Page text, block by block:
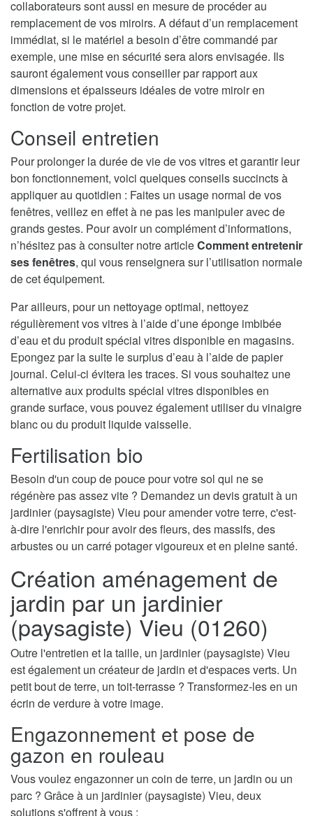
collaborateurs sont aussi en mesure de procéder au
remplacement de vos miroirs. A défaut d’un remplacement
immédiat, si le matériel a besoin d’être commandé par
exemple, une mise en sécurité sera alors envisagée. Ils
sauront également vous conseiller par rapport aux
dimensions et épaisseurs idéales de votre miroir en
fonction de votre projet.
Conseil entretien
Pour prolonger la durée de vie de vos vitres et garantir leur
bon fonctionnement, voici quelques conseils succincts à
appliquer au quotidien : Faites un usage normal de vos
fenêtres, veillez en effet à ne pas les manipuler avec de
grands gestes. Pour avoir un complément d’informations,
n’hésitez pas à consulter notre articleComment entretenir
ses fenêtres, qui vous renseignera sur l’utilisation normale
de cet équipement.
Par ailleurs, pour un nettoyage optimal, nettoyez
régulièrement vos vitres à l’aide d’une éponge imbibée
d’eau et du produit spécial vitres disponible en magasins.
Epongez par la suite le surplus d’eau à l’aide de papier
journal. Celui-ci évitera les traces. Si vous souhaitez une
alternative aux produits spécial vitres disponibles en
grande surface, vous pouvez également utiliser du vinaigre
blanc ou du produit liquide vaisselle.
Fertilisation bio
Besoin d'un coup de pouce pour votre sol qui ne se
régénère pas assez vite ? Demandez un devis gratuit à un
jardinier (paysagiste) Vieu pour amender votre terre, c'est-
à-dire l'enrichir pour avoir des fleurs, des massifs, des
arbustes ou un carré potager vigoureux et en pleine santé.
Création aménagement de
jardin par un jardinier
(paysagiste) Vieu (01260)
Outre l'entretien et la taille, un jardinier (paysagiste) Vieu
est également un créateur de jardin et d'espaces verts. Un
petit bout de terre, un toit-terrasse ? Transformez-les en un
écrin de verdure à votre image.
Engazonnement et pose de
gazon en rouleau
Vous voulez engazonner un coin de terre, un jardin ou un
parc ? Grâce à un jardinier (paysagiste) Vieu, deux
solutions s'offrent à vous :